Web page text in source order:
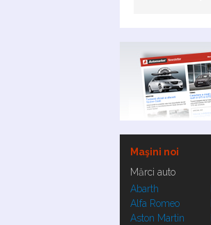
Maşini noi
Mărci auto
Abarth
Alfa Romeo
Aston Martin